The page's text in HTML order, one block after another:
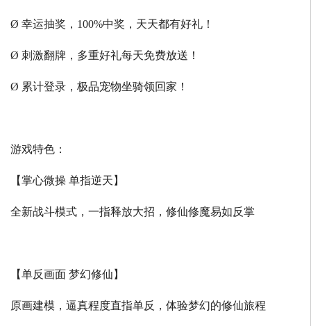
Ø 幸运抽奖，100%中奖，天天都有好礼！
Ø 刺激翻牌，多重好礼每天免费放送！
Ø 累计登录，极品宠物坐骑领回家！
游戏特色：
【掌心微操 单指逆天】
全新战斗模式，一指释放大招，修仙修魔易如反掌
【单反画面 梦幻修仙】
原画建模，逼真程度直指单反，体验梦幻的修仙旅程